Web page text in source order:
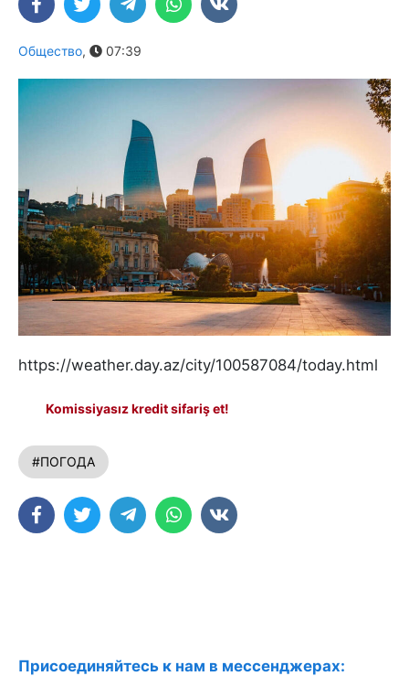
Общество, 07:39
https://weather.day.az/city/100587084/today.html
Komissiyasız kredit sifariş et!
#ПОГОДА
Присоединяйтесь к нам в мессенджерах: